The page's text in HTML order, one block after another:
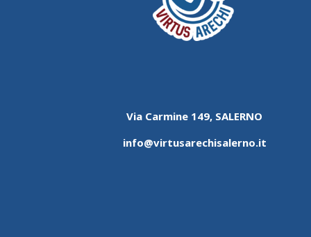
Via Carmine 149, SALERNO
info@virtusarechisalerno.it